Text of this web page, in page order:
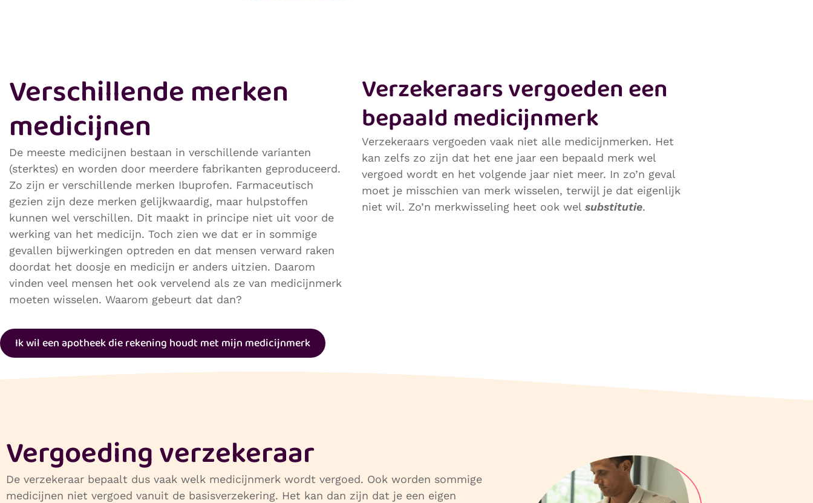
Verschillende merken
medicijnen
De meeste medicijnen bestaan in verschillende varianten
(sterktes) en worden door meerdere fabrikanten geproduceerd.
Zo zijn er verschillende merken Ibuprofen. Farmaceutisch
gezien zijn deze merken gelijkwaardig, maar hulpstoffen
kunnen wel verschillen. Dit maakt in principe niet uit voor de
werking van het medicijn. Toch zien we dat er in sommige
gevallen bijwerkingen optreden en dat mensen verward raken
doordat het doosje en medicijn er anders uitzien. Daarom
vinden veel mensen het ook vervelend als ze van medicijnmerk
moeten wisselen. Waarom gebeurt dat dan?
Verzekeraars vergoeden een
bepaald medicijnmerk
Verzekeraars vergoeden vaak niet alle medicijnmerken. Het
kan zelfs zo zijn dat het ene jaar een bepaald merk wel
vergoed wordt en het volgende jaar niet meer. In zo’n geval
moet je misschien van merk wisselen, terwijl je dat eigenlijk
niet wil. Zo’n merkwisseling heet ook wel substitutie.
Ik wil een apotheek die rekening houdt met mijn medicijnmerk
Vergoeding verzekeraar​
De verzekeraar bepaalt dus vaak welk medicijnmerk wordt vergoed. Ook worden sommige
medicijnen niet vergoed vanuit de basisverzekering. Het kan dan zijn dat je een eigen